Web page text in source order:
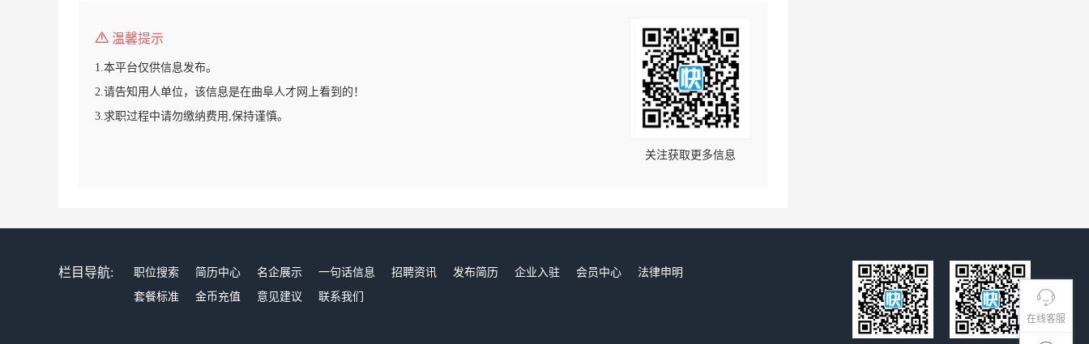
在线客服
温馨提示
1.本平台仅供信息发布。
2.请告知用人单位，该信息是在曲阜人才网上看到的！
3.求职过程中请勿缴纳费用,保持谨慎。
关注获取更多信息
栏目导航: 职位搜索 简历中心 名企展示 一句话信息 招聘资讯 发布简历 企业入驻 会员中心
法律申明
套餐标准
金币充值 意见建议 联系我们